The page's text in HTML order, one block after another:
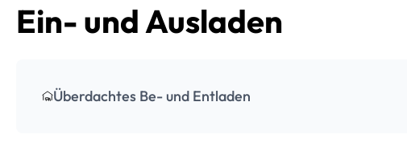
Ein- und Ausladen
Überdachtes Be- und Entladen